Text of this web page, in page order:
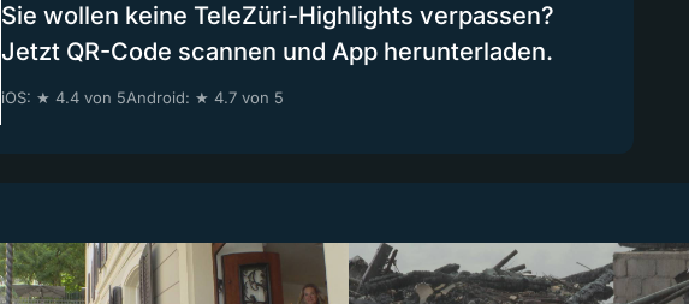
Sie wollen keine TeleZüri-Highlights verpassen?
Jetzt QR-Code scannen und App herunterladen.
iOS: ★ 4.4 von 5Android: ★ 4.7 von 5